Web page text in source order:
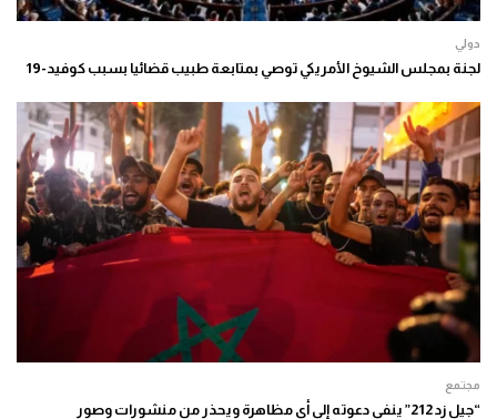
دولي
لجنة بمجلس الشيوخ الأمريكي توصي بمتابعة طبيب قضائيا بسبب كوفيد-19
مجتمع
“جيل زد 212” ينفي دعوته إلى أي مظاهرة ويحذر من منشورات وصور